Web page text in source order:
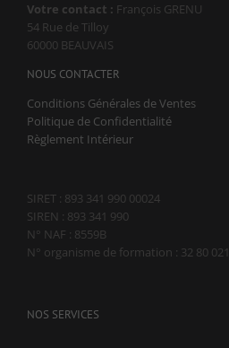
Votre contact : François GRENU
54 Rue de Tilloy
60000 BEAUVAIS
NOUS CONTACTER
Conditions Générales de Ventes
Politique de Confidentialité
Règlement Intérieur
SIRET : 893 341 990 00024
SIREN : 893 341 990
N° NAF : 8559B
N° organisme de formation : 32 80
NOS SERVICES